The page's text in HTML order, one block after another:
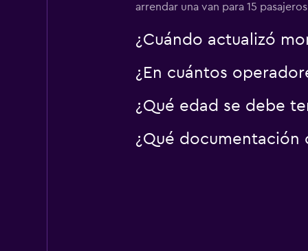
arrendar una van para 15
¿Cuándo actualizó
¿En cuántos
¿Qué edad se debe
¿Qué documentación